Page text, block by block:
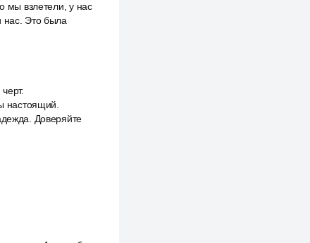
мы взлетели, у нас
нас. Это была
настоящий.
Доверяйте